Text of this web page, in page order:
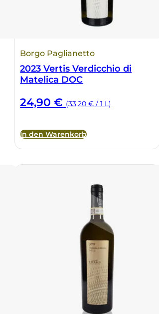
Borgo Paglianetto
2023 Vertis Verdicchio di
Matelica DOC
24,90€ (33,20 € / 1 L)
In den Warenkorb